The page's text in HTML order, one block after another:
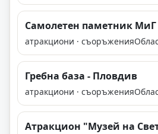
Самолетен паметник МиГ
атракциони · съоръжения
Гребна база - Пловдив
атракциони · съоръжения
Атракцион "Музей на